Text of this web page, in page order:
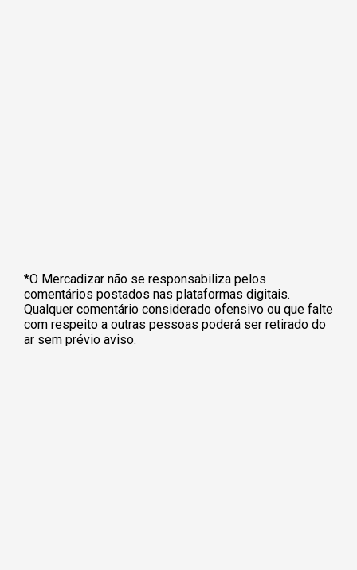
*O Mercadizar não se responsabiliza pelos
comentários postados nas plataformas digitais.
Qualquer comentário considerado ofensivo ou que falte
com respeito a outras pessoas poderá ser retirado do
ar sem prévio aviso.